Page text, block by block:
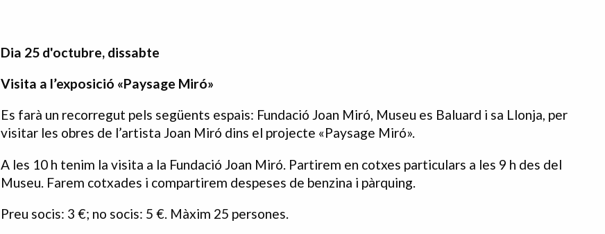
Dia 25 d'octubre, dissabte
Visita a l’exposició «Paysage Miró»
Es farà un recorregut pels següents espais: Fundació Joan Miró, Museu es Baluard i sa Llonja, per
visitar les obres de l’artista Joan Miró dins el projecte «Paysage Miró».
A les 10 h tenim la visita a la Fundació Joan Miró. Partirem en cotxes particulars a les 9 h des del
Museu. Farem cotxades i compartirem despeses de benzina i pàrquing.
Preu socis: 3 €; no socis: 5 €. Màxim 25 persones.